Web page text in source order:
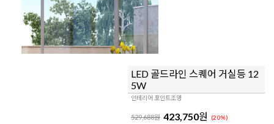
LED 골드라인 스퀘어 거실등 12
5W
인테리어 포인트조명
529,688원 423,750원 (20%)